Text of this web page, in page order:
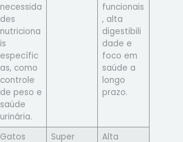
necessida
des
nutriciona
is
específic
as, como
controle
de peso e
saúde
urinária.
funcionais
, alta
digestibili
dade e
foco em
saúde a
longo
prazo.
Gatos
Super
Alta